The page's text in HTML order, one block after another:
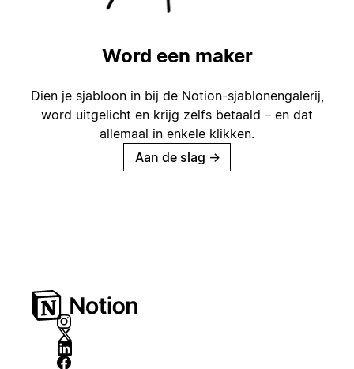
Word een maker
Dien je sjabloon in bij de Notion-sjablonengalerij,
word uitgelicht en krijg zelfs betaald – en dat
allemaal in enkele klikken.
Aan de slag →